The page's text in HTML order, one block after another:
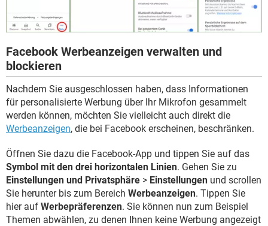
Facebook Werbeanzeigen verwalten und
blockieren
Nachdem Sie ausgeschlossen haben, dass Informationen
für personalisierte Werbung über Ihr Mikrofon gesammelt
werden können, möchten Sie vielleicht auch direkt die
Werbeanzeigen, die bei Facebook erscheinen, beschränken.
Öffnen Sie dazu die Facebook-App und tippen Sie auf das
Symbol mit den drei horizontalen Linien. Gehen Sie zu
Einstellungen und Privatsphäre > Einstellungen und scrollen
Sie herunter bis zum Bereich Werbeanzeigen. Tippen Sie
hier auf Werbepräferenzen. Sie können nun zum Beispiel
Themen abwählen, zu denen Ihnen keine Werbung angezeigt